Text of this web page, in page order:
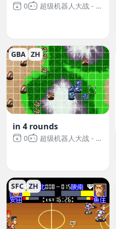
0 超级机器人大战 - Original Generation 2
GBA ZH
in 4 rounds
0 超级机器人大战 - Original Generation 2
SFC ZH